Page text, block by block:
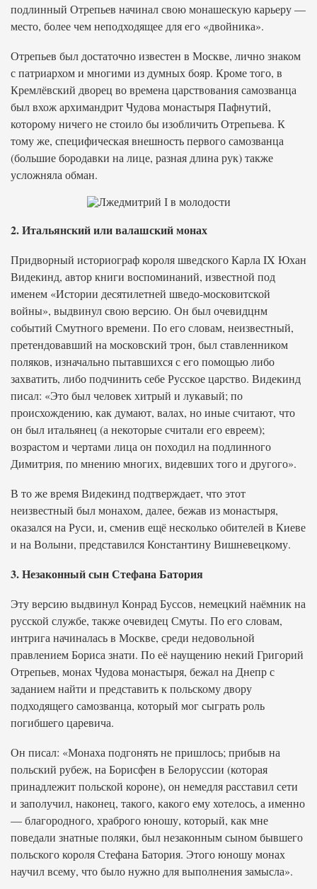
подлинный Отрепьев начинал свою монашескую карьеру —
место, более чем неподходящее для его «двойника».
Отрепьев был достаточно известен в Москве, лично знаком
с патриархом и многими из думных бояр. Кроме того, в
Кремлёвский дворец во времена царствования самозванца
был вхож архимандрит Чудова монастыря Пафнутий,
которому ничего не стоило бы изобличить Отрепьева. К
тому же, специфическая внешность первого самозванца
(большие бородавки на лице, разная длина рук) также
усложняла обман.
2. Итальянский или валашский монах
Придворный историограф короля шведского Карла IX Юхан
Видекинд, автор книги воспоминаний, известной под
именем «Истории десятилетней шведо-московитской
войны», выдвинул свою версию. Он был очевидцнм
событий Смутного времени. По его словам, неизвестный,
претендовавший на московский трон, был ставленником
поляков, изначально пытавшихся с его помощью либо
захватить, либо подчинить себе Русское царство. Видекинд
писал: «Это был человек хитрый и лукавый; по
происхождению, как думают, валах, но иные считают, что
он был итальянец (а некоторые считали его евреем);
возрастом и чертами лица он походил на подлинного
Димитрия, по мнению многих, видевших того и другого».
В то же время Видекинд подтверждает, что этот
неизвестный был монахом, далее, бежав из монастыря,
оказался на Руси, и, сменив ещё несколько обителей в Киеве
и на Волыни, представился Константину Вишневецкому.
3. Незаконный сын Стефана Батория
Эту версию выдвинул Конрад Буссов, немецкий наёмник на
русской службе, также очевидец Смуты. По его словам,
интрига начиналась в Москве, среди недовольной
правлением Бориса знати. По её наущению некий Григорий
Отрепьев, монах Чудова монастыря, бежал на Днепр с
заданием найти и представить к польскому двору
подходящего самозванца, который мог сыграть роль
погибшего царевича.
Он писал: «Монаха подгонять не пришлось; прибыв на
польский рубеж, на Борисфен в Белоруссии (которая
принадлежит польской короне), он немедля расставил сети
и заполучил, наконец, такого, какого ему хотелось, а именно
— благородного, храброго юношу, который, как мне
поведали знатные поляки, был незаконным сыном бывшего
польского короля Стефана Батория. Этого юношу монах
научил всему, что было нужно для выполнения замысла».